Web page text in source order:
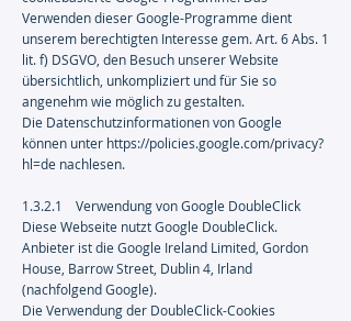
Verwenden dieser Google-Programme dient
unserem berechtigten Interesse gem. Art. 6 Abs. 1
lit. f) DSGVO, den Besuch unserer Website
übersichtlich, unkompliziert und für Sie so
angenehm wie möglich zu gestalten.
Die Datenschutzinformationen von Google
können unter https://policies.google.com/privacy?
hl=de nachlesen.
1.3.2.1 Verwendung von Google DoubleClick
Diese Webseite nutzt Google DoubleClick.
Anbieter ist die Google Ireland Limited, Gordon
House, Barrow Street, Dublin 4, Irland
(nachfolgend Google).
Die Verwendung der DoubleClick-Cookies